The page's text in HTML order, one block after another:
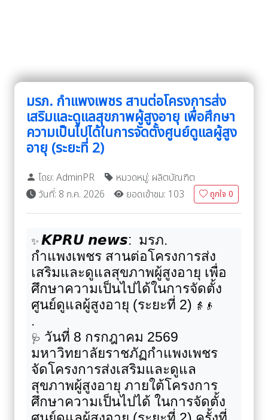
มรภ. กำแพงเพชร สานต่อโครงการส่ง
เสริมและดูแลสุขภาพผู้สูงอายุ เพื่อศึกษา
ความเป็นไปได้ในการจัดตั้งศูนย์ดูแลผู้สูง
อายุ (ระยะที่ 2)
โดย: AdminPR
หมวดหมู่: ผลิตบัณฑิต
วันที่: 8 ก.ค. 2026
ยอดเข้าชม: 103 ถูกใจ 0
✨ 𝙆𝙋𝙍𝙐 𝙣𝙚𝙬𝙨: มรภ.
กำแพงเพชร สานต่อโครงการส่ง
เสริมและดูแลสุขภาพผู้สูงอายุ เพื่อ
ศึกษาความเป็นไปได้ในการจัดตั้ง
ศูนย์ดูแลผู้สูงอายุ (ระยะที่ 2) 👵👴
.
🩺 วันที่ 8 กรกฎาคม 2569
มหาวิทยาลัยราชภัฏกำแพงเพชร
จัดโครงการส่งเสริมและดูแล
สุขภาพผู้สูงอายุ ภายใต้โครงการ
ศึกษาความเป็นไปได้ ในการจัดตั้ง